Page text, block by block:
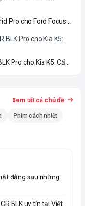
Pro cho Ford Focus...
Pro cho Kia K5: Cấ...
Xem tất cả chủ đề
Phim cách nhiệt
đằng sau những
BLK uy tín tại Việt